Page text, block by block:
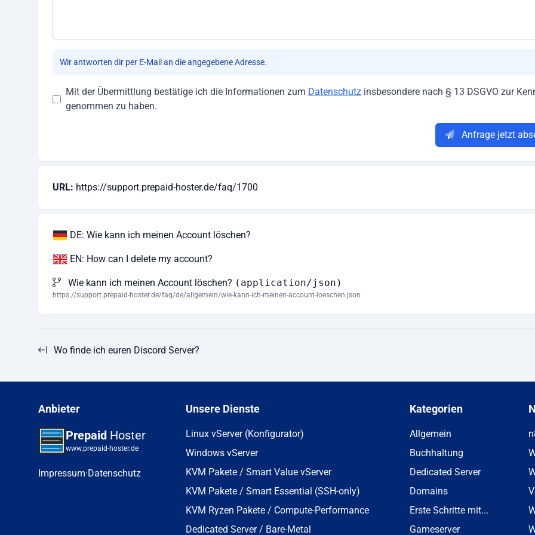
Wir antworten dir per E-Mail an die angegebene Adresse.
Mit der Übermittlung bestätige ich die Informationen zum Datenschutzinsbesondere nach § 13 DSGVO zur
genommen zu haben.
Anfrage jetzt
URL: https://support.prepaid-hoster.de/faq/1700
DE: Wie kann ich meinen Account löschen?
EN: How can I delete my account?
Wie kann ich meinen Account löschen? (application/json)
https://support.prepaid-hoster.de/faq/de/allgemein/wie-kann-ich-meinen-account-loeschen.json
Wo finde ich euren Discord Server?
Anbieter
Prepaid Hoster
www.prepaid-hoster.de
Impressum·Datenschutz
Unsere Dienste
Linux vServer (Konfigurator)
Windows vServer
KVM Pakete / Smart Value vServer
KVM Pakete / Smart Essential (SSH-only)
KVM Ryzen Pakete / Compute-Performance
Dedicated Server / Bare-Metal
Kategorien
Allgemein
Buchhaltung
Dedicated Server
Domains
Erste Schritte mit...
Gameserver